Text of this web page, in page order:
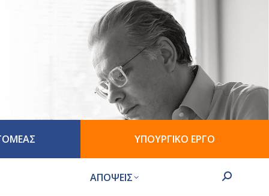
ΥΠΟΥΡΓΙΚΟ ΕΡΓΟ
ΑΠΟΨΕΙΣ Search: